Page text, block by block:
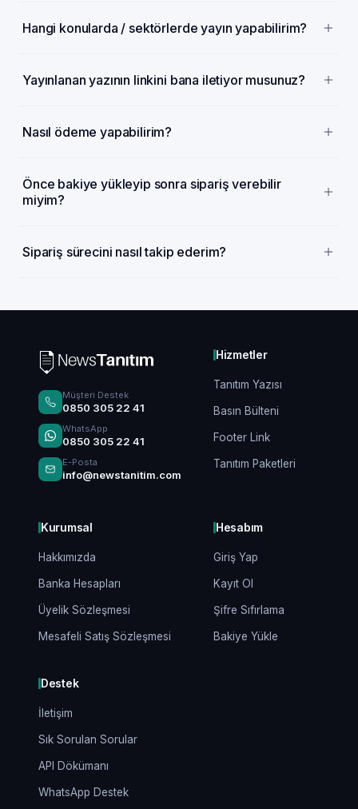
Hangi konularda / sektörlerde yayın yapabilirim?
Yayınlanan yazının linkini bana iletiyor musunuz?
Nasıl ödeme yapabilirim?
Önce bakiye yükleyip sonra sipariş verebilir
miyim?
Sipariş sürecini nasıl takip ederim?
Müşteri Destek
0850 305 22 41
WhatsApp
0850 305 22 41
E-Posta
info@newstanitim.com
Hizmetler
Tanıtım Yazısı
Basın Bülteni
Footer Link
Tanıtım Paketleri
Kurumsal
Hakkımızda
Banka Hesapları
Üyelik Sözleşmesi
Mesafeli Satış Sözleşmesi
Hesabım
Giriş Yap
Kayıt Ol
Şifre Sıfırlama
Bakiye Yükle
Destek
İletişim
Sık Sorulan Sorular
API Dökümanı
WhatsApp Destek